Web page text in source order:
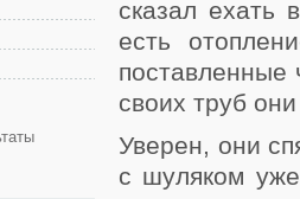
сказал ехать
есть
поставленные
своих труб
Уверен, они
с шуляком